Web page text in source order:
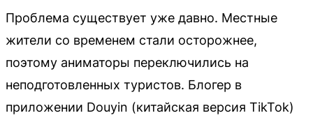
Проблема существует уже давно. Местные
жители со временем стали осторожнее,
поэтому аниматоры переключились на
неподготовленных туристов. Блогер в
приложении Douyin (китайская версия TikTok)